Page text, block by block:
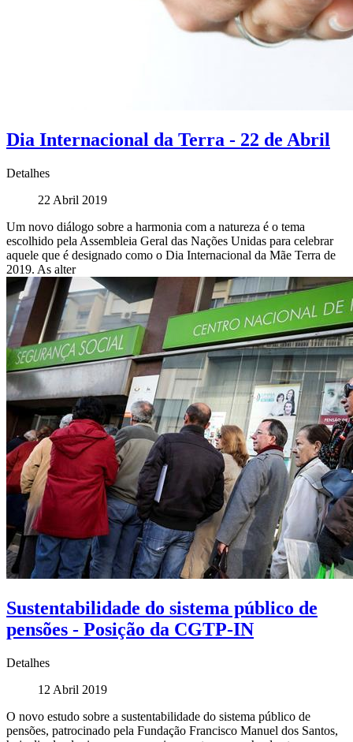
Dia Internacional da Terra - 22 de Abril
Detalhes
22 Abril 2019
Um novo diálogo sobre a harmonia com a natureza é o tema
escolhido pela Assembleia Geral das Nações Unidas para celebrar
aquele que é designado como o Dia Internacional da Mãe Terra de
2019. As alter
Sustentabilidade do sistema público de
pensões - Posição da CGTP-IN
Detalhes
12 Abril 2019
O novo estudo sobre a sustentabilidade do sistema público de
pensões, patrocinado pela Fundação Francisco Manuel dos Santos,